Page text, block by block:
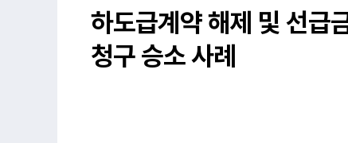
하도급계약 해제 및 선급
청구 승소 사례